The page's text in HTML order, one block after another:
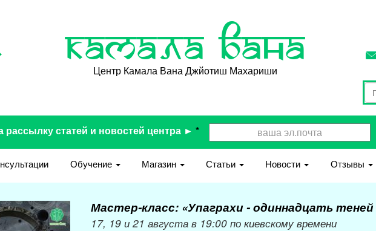
Камала Вана
Центр Камала Вана Джйотиш Махариши
рассылку статей и новостей центра ► *
Обучение Магазин Статьи Новости Отзывы
Мастер-класс: «Упаграхи - одиннадцать
17, 19 и 21 августа в 19:00 по киевскому времени